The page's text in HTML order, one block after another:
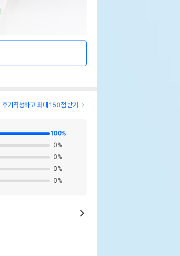
후기작성하고 최대 150점 받기
100%
0%
0%
0%
0%